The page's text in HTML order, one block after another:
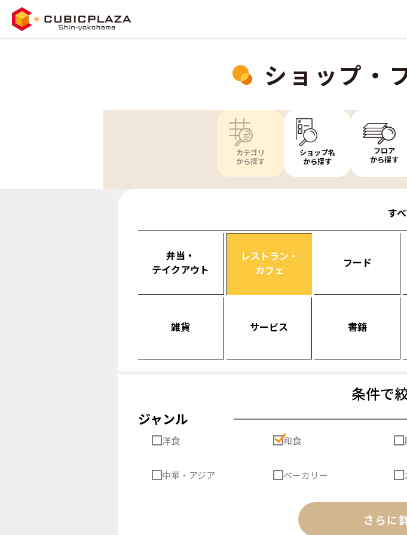
ショップ・
カテゴリ
から探す
ショップ名
から探す
フロア
から探す
す
弁当・
テイクアウト
レストラン・
カフェ
フード
雑貨 サービス 書籍
条件で
ジャンル
洋食 和食
中華・アジア ベーカリー
さらに